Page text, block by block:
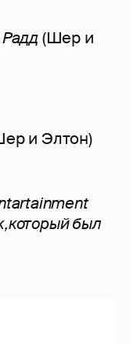
(Шер и
и Элтон)
был